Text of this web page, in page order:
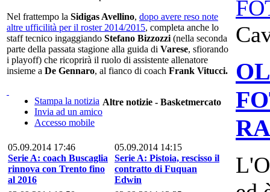
Nel frattempo la Sidigas Avellino, dopo avere reso note
altre ufficilità per il roster 2014/2015, completa anche lo
staff tecnico ingaggiando Stefano Bizzozzi (nella seconda
parte della passata stagione alla guida di Varese, sfiorando
i playoff) che ricoprirà il ruolo di assistente allenatore
insieme a De Gennaro, al fianco di coach Frank Vitucci.
Stampa la notizia
Invia ad un amico
Accesso mobile
Altre notizie - Basketmercato
05.09.2014 17:46
Serie A: coach Buscaglia
rinnova con Trento fino
al 2016
05.09.2014 14:15
Serie A: Pistoia, rescisso il
contratto di Fuquan
Edwin